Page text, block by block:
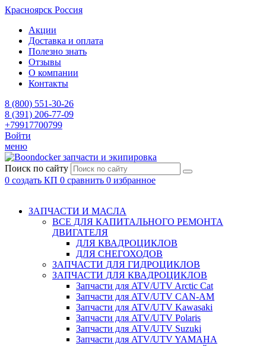
Красноярск Россия
Акции
Доставка и оплата
Полезно знать
Отзывы
О компании
Контакты
8 (800) 551-30-26
8 (391) 206-77-09
+79917700799
Войти
меню
запчасти и экипировка
Поиск по сайту
0 создать КП 0 сравнить 0 избранное
ЗАПЧАСТИ И МАСЛА
ВСЕ ДЛЯ КАПИТАЛЬНОГО РЕМОНТА
ДВИГАТЕЛЯ
ДЛЯ КВАДРОЦИКЛОВ
ДЛЯ СНЕГОХОДОВ
ЗАПЧАСТИ ДЛЯ ГИДРОЦИКЛОВ
ЗАПЧАСТИ ДЛЯ КВАДРОЦИКЛОВ
Запчасти для ATV/UTV Arctic Cat
Запчасти для ATV/UTV CAN-AM
Запчасти для ATV/UTV Kawasaki
Запчасти для ATV/UTV Polaris
Запчасти для ATV/UTV Suzuki
Запчасти для ATV/UTV YAMAHA